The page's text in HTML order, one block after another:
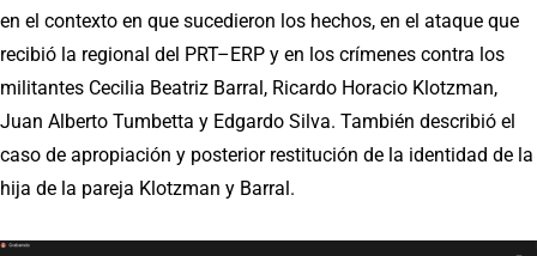
en el contexto en que sucedieron los hechos, en el ataque que
recibió la regional del PRT–ERP y en los crímenes contra los
militantes Cecilia Beatriz Barral, Ricardo Horacio Klotzman,
Juan Alberto Tumbetta y Edgardo Silva. También describió el
caso de apropiación y posterior restitución de la identidad de la
hija de la pareja Klotzman y Barral.